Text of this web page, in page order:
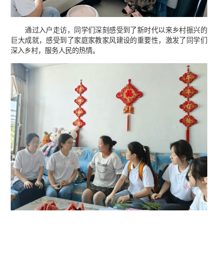
通过入户走访，同学们深刻感受到了新时代以来乡村振兴的
巨大成就，感受到了家庭家教家风建设的重要性，激发了同学们
深入乡村，服务人民的热情。